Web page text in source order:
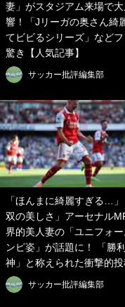
妻」がスタジアム来場で大
響！「Jリーガの奥さん綺
てビビるシリーズ」など
驚き【人気記事】
サッカー批評編集部
「ほんまに綺麗すぎる…
双の美しさ」アーセナル
界的美人妻の「ユニフォー
ンピ姿」が話題に！ 「勝
神」と称えられた衝撃的
サッカー批評編集部